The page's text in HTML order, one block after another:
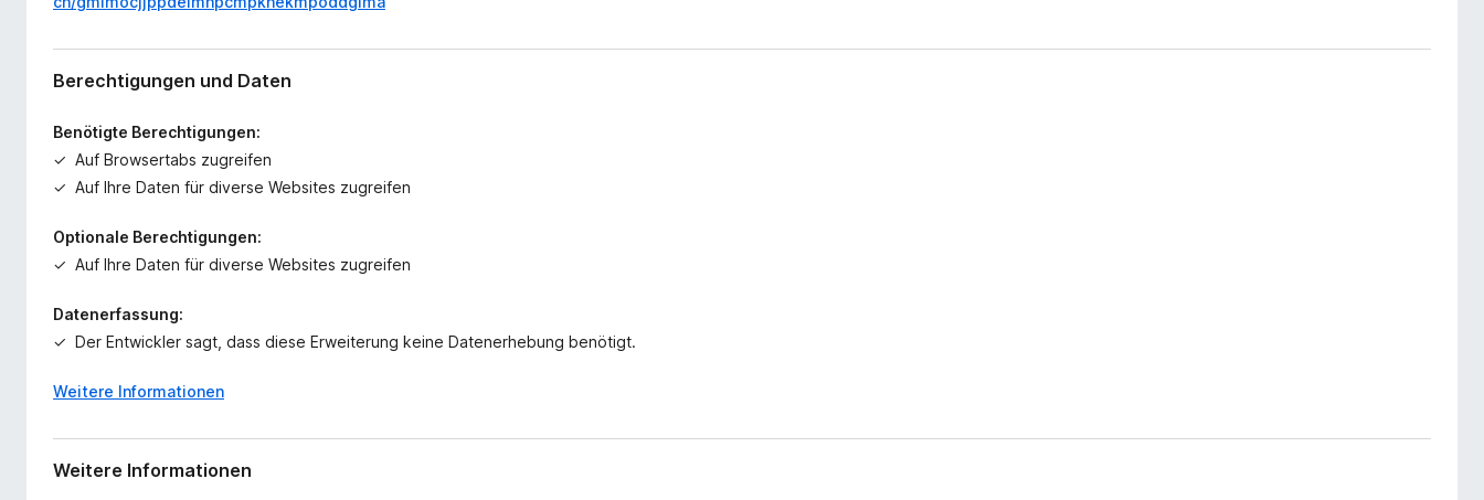
Berechtigungen und Daten
Benötigte Berechtigungen:
Auf Browsertabs zugreifen
Auf Ihre Daten für diverse Websites zugreifen
Optionale Berechtigungen:
Auf Ihre Daten für diverse Websites zugreifen
Datenerfassung:
Der Entwickler sagt, dass diese Erweiterung keine Datenerhebung benötigt.
Weitere Informationen
Weitere Informationen